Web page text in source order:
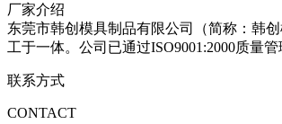
厂家介绍
东莞市韩创模具制品有限公司（简称：韩
工于一体。公司已通过ISO9001:2000质量
联系方式
CONTACT